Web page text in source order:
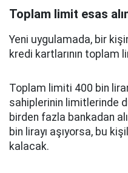
Toplam limit esas
Yeni uygulamada, bir
kredi kartlarının toplam
Toplam limiti 400 bin
sahiplerinin limitlerinde
birden fazla bankadan
bin lirayı aşıyorsa, bu
kalacak.